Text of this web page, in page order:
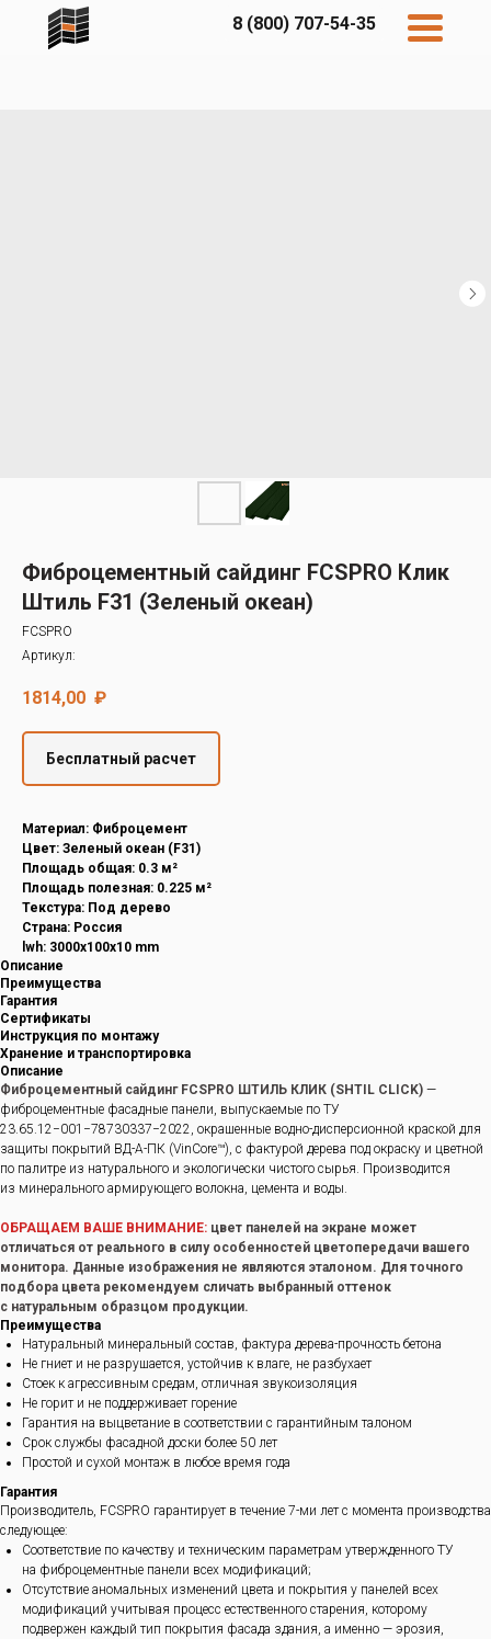
8 (800) 707-54-35
Фиброцементный сайдинг FCSPRO Клик
Штиль F31 (Зеленый океан)
FCSPRO
Артикул:
1814,00 ₽
Бесплатный расчет
Материал: Фиброцемент
Цвет: Зеленый океан (F31)
Площадь общая: 0.3 м²
Площадь полезная: 0.225 м²
Текстура: Под дерево
Страна: Россия
lwh: 3000x100x10 mm
Описание
Преимущества
Гарантия
Сертификаты
Инструкция по монтажу
Хранение и транспортировка
Описание
Фиброцементный сайдинг FCSPRO ШТИЛЬ КЛИК (SHTIL CLICK) —
фиброцементные фасадные панели, выпускаемые по ТУ
23.65.12−001−78730337−2022, окрашенные водно-дисперсионной краской для
защиты покрытий ВД-А-ПК (VinCore™), с фактурой дерева под окраску и цветной
по палитре из натурального и экологически чистого сырья. Производится
из минерального армирующего волокна, цемента и воды.
ОБРАЩАЕМ ВАШЕ ВНИМАНИЕ: цвет панелей на экране может
отличаться от реального в силу особенностей цветопередачи вашего
монитора. Данные изображения не являются эталоном. Для точного
подбора цвета рекомендуем сличать выбранный оттенок
с натуральным образцом продукции.
Преимущества
Натуральный минеральный состав, фактура дерева-прочность бетона
Не гниет и не разрушается, устойчив к влаге, не разбухает
Стоек к агрессивным средам, отличная звукоизоляция
Не горит и не поддерживает горение
Гарантия на выцветание в соответствии с гарантийным талоном
Срок службы фасадной доски более 50 лет
Простой и сухой монтаж в любое время года
Гарантия
Производитель, FCSPRO гарантирует в течение 7-ми лет с момента производства
следующее:
Соответствие по качеству и техническим параметрам утвержденного ТУ
на фиброцементные панели всех модификаций;
Отсутствие аномальных изменений цвета и покрытия у панелей всех
модификаций учитывая процесс естественного старения, которому
подвержен каждый тип покрытия фасада здания, а именно — эрозия,